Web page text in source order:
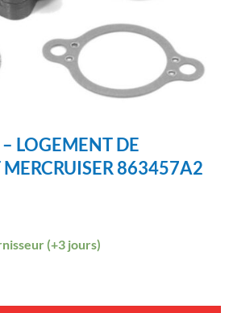
LOGEMENT DE
863457A2
(+3 jours)